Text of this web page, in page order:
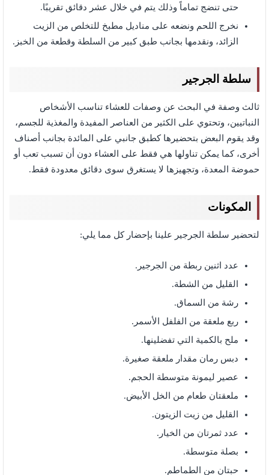
حتى تنضج تماماً وذلك يتم في خلال عشر دقائق تقريبًا.
نخرج اللحم ونضعه على مناديل مطبخ للتخلص من الزيت
الزائد، ونقدمها بجانب طبق كبير من السلطة وقطعة من الخبز.
سلطة الجرجير
ثالث وصفة في البحث عن وصفات للعشاء تناسب الأشخاص
النباتيين، وتحتوي على الكثير من العناصر المفيدة والمغذية للجسم،
وقد يقوم البعض بتحضيرها كطبق جانبي على المائدة بجانب أصناف
أخرى، كما يمكن تناولها هي فقط على العشاء دون أن تسبب تعب أو
حموضة المعدة، وتجهيزها لا يستغرق سوى دقائق معدودة فقط.
المكونات
لتحضير سلطة الجرجير علينا بإحضار كل مما يلي:
عدد اثنين ربطة من الجرجير.
القليل من الشطة.
رشة من السماق.
ربع ملعقة من الفلفل الأسمر.
ملح بالكمية التي تفضلينها.
دبس رمان مقدار ملعقة صغيرة.
عصير ليمونة متوسطة الحجم.
ملعقتان طعام من الخل الأبيض.
القليل من زيت الزيتون.
عدد ثمرتان من الخيار.
بصلة متوسطة.
حبتان من الطماطم.